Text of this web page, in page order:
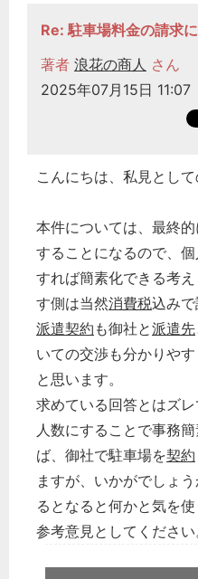
Re: 駐車場料金の請求
著者 浪花の商人 さん
2025年07月15日 11:07
こんにちは、私見として
本件については、最終
することになるので、個
すれば簡素化できる考
す側は当然消費税込みで
派遣契約 も御社と派遣先
いての交渉も分かりや
と思います。
求めている回答とはズ
人数にすることで事務
ば、御社で駐車場を契約
ますが、いかがでしょ
るとなると何かと気を
参考意見としてください